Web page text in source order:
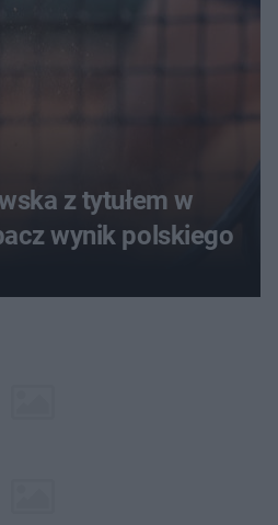
z tytułem w
wynik polskiego